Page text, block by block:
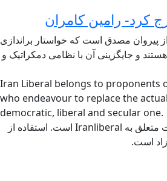
کرد- رامین کامران
از پیروان مصدق است که خواستار براندازی
و جایگزینی آن با نظامی دمکراتیک و
Iran Liberal belongs to proponents
who endeavour to replace the
democratic, liberal and secular one.
کلیه حقوق قانونی این سایت متعلق به Iranliberal است. استفاده از
است.